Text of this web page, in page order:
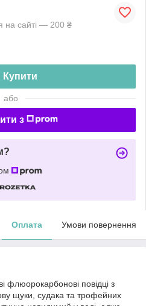
на сайті — 200 ₴
Купити
або
з
Оплата Умови повернення
флюорокарбонові повідці з
щуки, судака та трофейних